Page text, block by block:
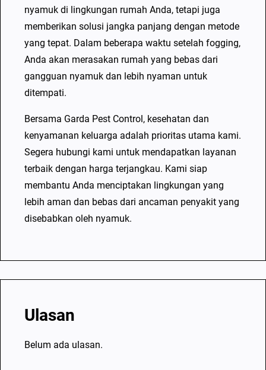
nyamuk di lingkungan rumah Anda, tetapi juga
memberikan solusi jangka panjang dengan metode
yang tepat. Dalam beberapa waktu setelah fogging,
Anda akan merasakan rumah yang bebas dari
gangguan nyamuk dan lebih nyaman untuk
ditempati.
Bersama Garda Pest Control, kesehatan dan
kenyamanan keluarga adalah prioritas utama kami.
Segera hubungi kami untuk mendapatkan layanan
terbaik dengan harga terjangkau. Kami siap
membantu Anda menciptakan lingkungan yang
lebih aman dan bebas dari ancaman penyakit yang
disebabkan oleh nyamuk.
Ulasan
Belum ada ulasan.